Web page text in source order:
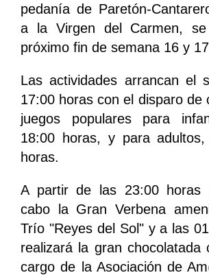
pedanía de Paretón-
a la Virgen del Carmen,
próximo fin de semana 16 y
Las actividades arrancan el
17:00 horas con el disparo de
juegos populares para
18:00 horas, y para
horas.
A partir de las 23:00 horas
cabo la Gran Verbena
Trío "Reyes del Sol" y a las
realizará la gran chocolatada
cargo de la Asociación de